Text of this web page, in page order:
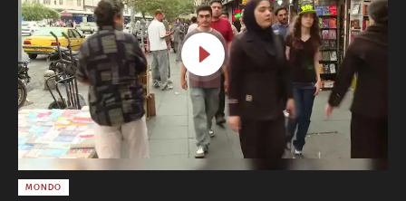
MONDO